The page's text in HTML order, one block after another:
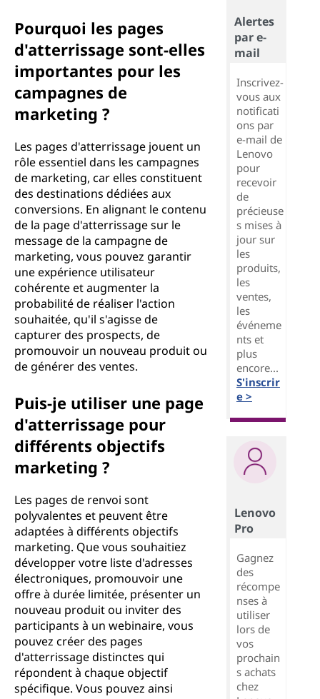
Pourquoi les pages
d'atterrissage sont-elles
importantes pour les
campagnes de
marketing ?
Les pages d'atterrissage jouent un
rôle essentiel dans les campagnes
de marketing, car elles constituent
des destinations dédiées aux
conversions. En alignant le contenu
de la page d'atterrissage sur le
message de la campagne de
marketing, vous pouvez garantir
une expérience utilisateur
cohérente et augmenter la
probabilité de réaliser l'action
souhaitée, qu'il s'agisse de
capturer des prospects, de
promouvoir un nouveau produit ou
de générer des ventes.
Puis-je utiliser une page
d'atterrissage pour
différents objectifs
marketing ?
Les pages de renvoi sont
polyvalentes et peuvent être
adaptées à différents objectifs
marketing. Que vous souhaitiez
développer votre liste d'adresses
électroniques, promouvoir une
offre à durée limitée, présenter un
nouveau produit ou inviter des
participants à un webinaire, vous
pouvez créer des pages
d'atterrissage distinctes qui
répondent à chaque objectif
spécifique. Vous pouvez ainsi
Alertes
par e-
mail
Inscrivez-
vous aux
notificati
ons par
e-mail de
Lenovo
pour
recevoir
de
précieuse
s mises à
jour sur
les
produits,
les
ventes,
les
événeme
nts et
plus
encore...
S'inscrir
e >
Lenovo
Pro
Gagnez
des
récompe
nses à
utiliser
lors de
vos
prochain
s achats
chez